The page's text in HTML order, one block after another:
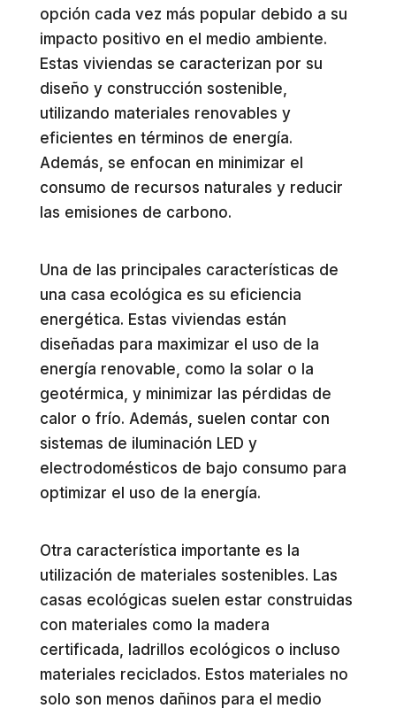
opción cada vez más popular debido a su
impacto positivo en el medio ambiente.
Estas viviendas se caracterizan por su
diseño y construcción sostenible,
utilizando materiales renovables y
eficientes en términos de energía.
Además, se enfocan en minimizar el
consumo de recursos naturales y reducir
las emisiones de carbono.
Una de las principales características de
una casa ecológica es su eficiencia
energética. Estas viviendas están
diseñadas para maximizar el uso de la
energía renovable, como la solar o la
geotérmica, y minimizar las pérdidas de
calor o frío. Además, suelen contar con
sistemas de iluminación LED y
electrodomésticos de bajo consumo para
optimizar el uso de la energía.
Otra característica importante es la
utilización de materiales sostenibles. Las
casas ecológicas suelen estar construidas
con materiales como la madera
certificada, ladrillos ecológicos o incluso
materiales reciclados. Estos materiales no
solo son menos dañinos para el medio